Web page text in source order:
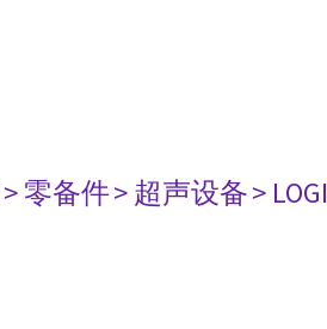
> 零备件> 超声设备>